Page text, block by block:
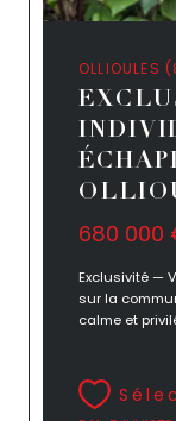
OLLIOULES
680 000
Exclusivité —
sur la
calme et